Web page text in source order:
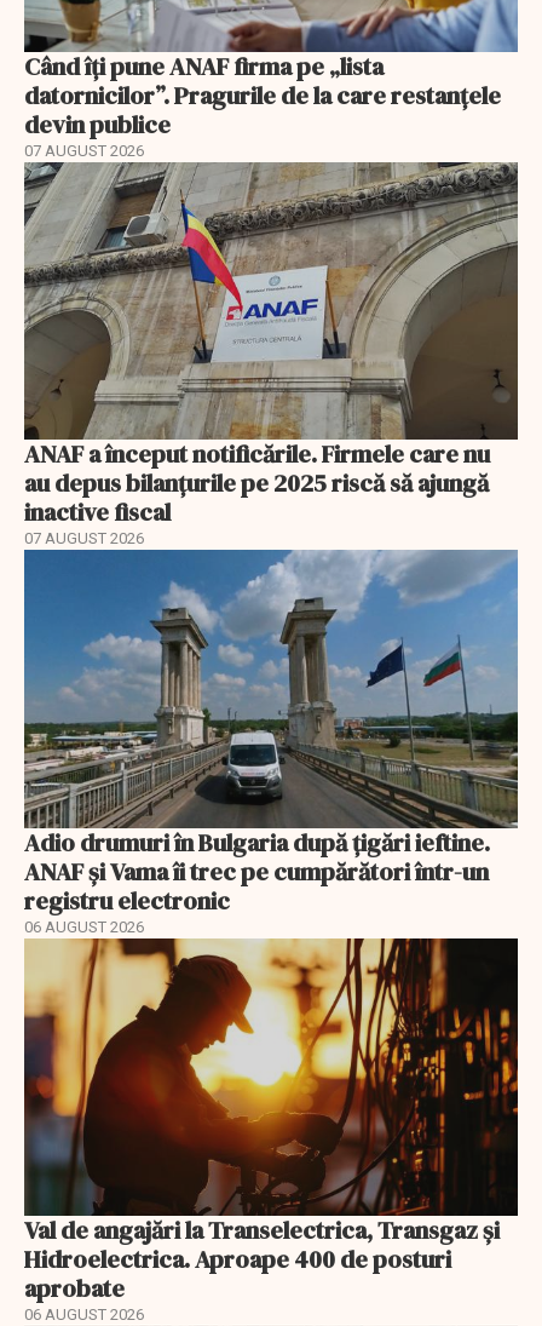
Când îți pune ANAF firma pe „lista
datornicilor”. Pragurile de la care restanțele
devin publice
07 AUGUST 2026
ANAF a început notificările. Firmele care nu
au depus bilanțurile pe 2025 riscă să ajungă
inactive fiscal
07 AUGUST 2026
Adio drumuri în Bulgaria după țigări ieftine.
ANAF și Vama îi trec pe cumpărători într-un
registru electronic
06 AUGUST 2026
Val de angajări la Transelectrica, Transgaz și
Hidroelectrica. Aproape 400 de posturi
aprobate
06 AUGUST 2026